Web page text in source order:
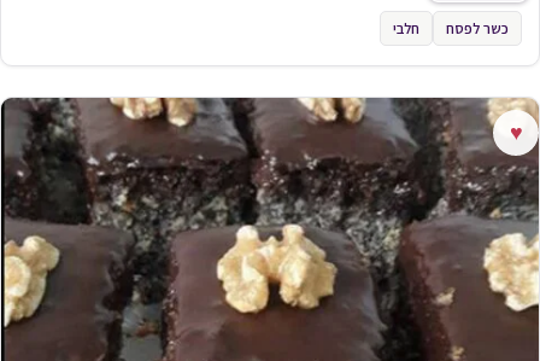
כשר לפסח חלבי
♥